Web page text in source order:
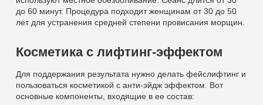
до 60 минут. Процедура подходит женщинам от 30 до 50
лет для устранения средней степени провисания морщин.
Косметика с лифтинг-эффектом
Для поддержания результата нужно делать фейслифтинг и
пользоваться косметикой с анти-эйдж эффектом. Вот
основные компоненты, входящие в ее состав: